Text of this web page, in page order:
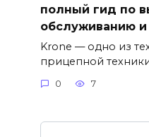
полный гид по
обслуживанию
Krone — одно из
прицепной
0 7